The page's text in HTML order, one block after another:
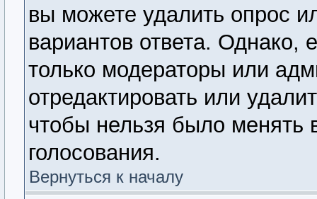
вы можете удалить опрос
вариантов ответа. Однако,
только модераторы или
отредактировать или
чтобы нельзя было менять
голосования.
Вернуться к началу